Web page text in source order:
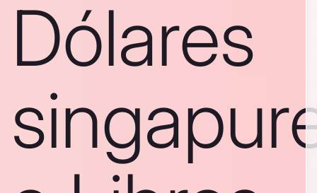
Dólares